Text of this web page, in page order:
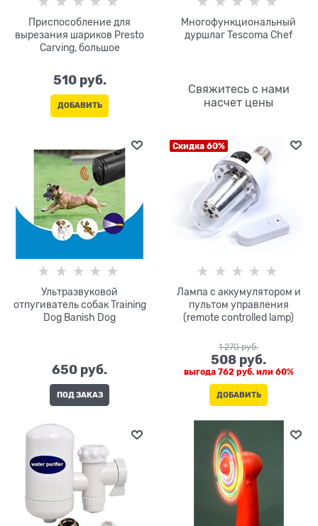
Приспособление для
вырезания шариков Presto
Carving, большое
510 руб.
ДОБАВИТЬ
Многофункциональный
дуршлаг Tescoma Chef
Свяжитесь с нами
насчет цены
Ультразвуковой
отпугиватель собак Training
Dog Banish Dog
650 руб.
ПОД ЗАКАЗ
Скидка 60%
Лампа с аккумулятором и
пультом управления
(remote controlled lamp)
1 270 руб.
508 руб.
выгода 762 руб.или 60%
ДОБАВИТЬ